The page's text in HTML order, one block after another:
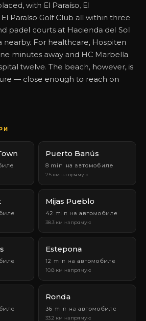
with El Paraíso, El
Paraíso Golf Club all within three
padel courts at Hacienda del Sol
nearby. For healthcare, Hospiten
minutes away and HC Marbella
twelve. The beach, however, is
— close enough to reach on
Puerto Banús
8 min на автомобиле
7.5 км напрямую
Mijas Pueblo
42 min на автомобиле
38.3 км напрямую
Estepona
12 min на автомобиле
10.8 км напрямую
Ronda
36 min на автомобиле
33.2 км напрямую